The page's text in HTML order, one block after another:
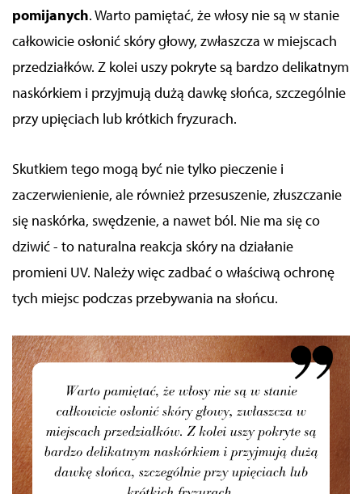
pomijanych.Warto pamiętać, że włosy nie są w stanie
całkowicie osłonić skóry głowy, zwłaszcza w miejscach
przedziałków. Z kolei uszy pokryte są bardzo delikatnym
naskórkiem i przyjmują dużą dawkę słońca, szczególnie
przy upięciach lub krótkich fryzurach.
Skutkiem tego mogą być nie tylko pieczenie i
zaczerwienienie, ale również przesuszenie, złuszczanie
się naskórka, swędzenie, a nawet ból. Nie ma się co
dziwić - to naturalna reakcja skóry na działanie
promieni UV. Należy więc zadbać o właściwą ochronę
tych miejsc podczas przebywania na słońcu.